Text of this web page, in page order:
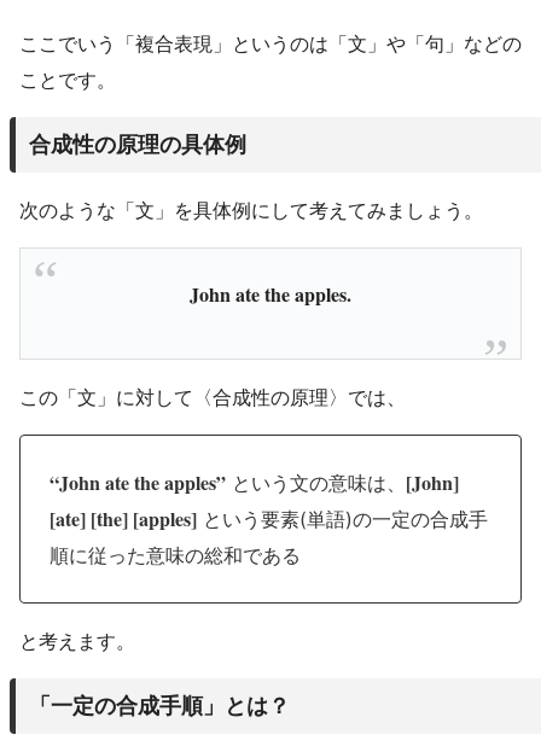
ここでいう「複合表現」というのは「文」や「句」などの
ことです。
合成性の原理の具体例
次のような「文」を具体例にして考えてみましょう。
John ate the apples.
この「文」に対して〈合成性の原理〉では、
“John ate the apples” という文の意味は、 [John]
[ate] [the] [apples] という要素(単語)の一定の合成手
順に従った意味の総和である
と考えます。
「一定の合成手順」とは？